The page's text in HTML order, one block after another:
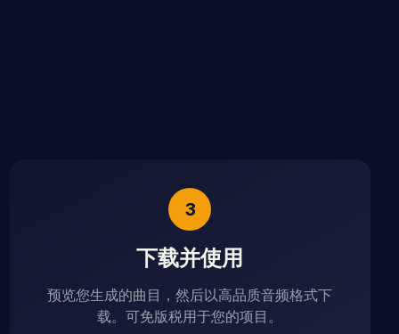
3
下载并使用
预览您生成的曲目，然后以高品质音频格式下
载。可免版税用于您的项目。